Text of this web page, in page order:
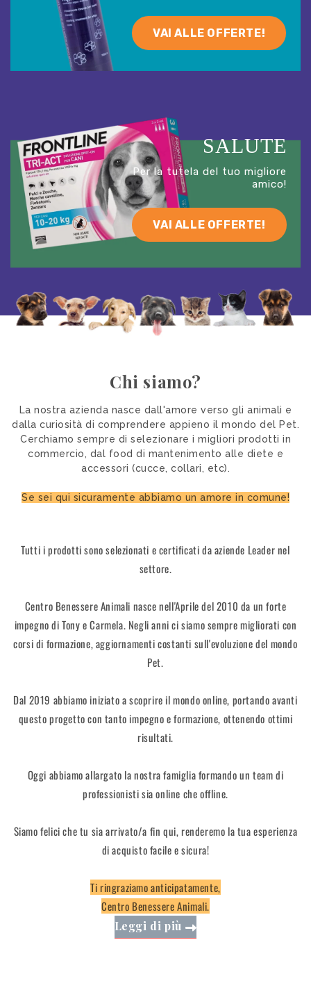
VAI ALLE OFFERTE!
SALUTE
Per la tutela del tuo migliore
amico!
VAI ALLE OFFERTE!
Chi siamo?
La nostra azienda nasce dall'amore verso gli animali e
dalla curiosità di comprendere appieno il mondo del Pet.
Cerchiamo sempre di selezionare i migliori prodotti in
commercio, dal food di mantenimento alle diete e
accessori (cucce, collari, etc).
Se sei qui sicuramente abbiamo un amore in comune!
Tutti i prodotti sono selezionati e certificati da aziende Leader nel
settore.
Centro Benessere Animali nasce nell'Aprile del 2010 da un forte
impegno di Tony e Carmela. Negli anni ci siamo sempre migliorati con
corsi di formazione, aggiornamenti costanti sull'evoluzione del mondo
Pet.
Dal 2019 abbiamo iniziato a scoprire il mondo online, portando avanti
questo progetto con tanto impegno e formazione, ottenendo ottimi
risultati.
Oggi abbiamo allargato la nostra famiglia formando un team di
professionisti sia online che offline.
Siamo felici che tu sia arrivato/a fin qui, renderemo la tua esperienza
di acquisto facile e sicura!
Ti ringraziamo anticipatamente,
Centro Benessere Animali.
Leggi di più